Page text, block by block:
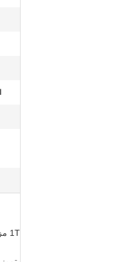
1T مزدوجة رام جاك ناقل الحركة الهيدروليكي